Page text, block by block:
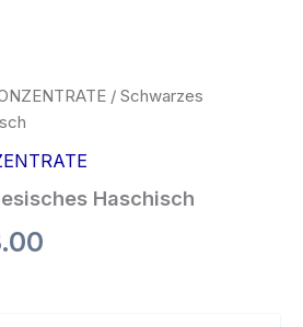
/ Schwarzes
Haschisch